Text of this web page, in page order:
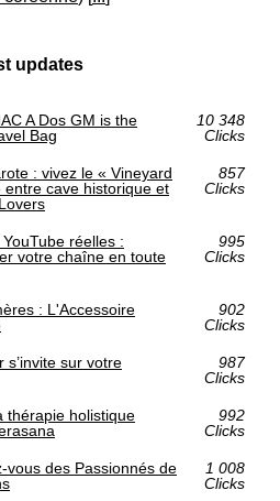
updates
A Dos GM is the
Bag
10 348
Clicks
: vivez le « Vineyard
cave historique et
857
Clicks
réelles :
votre chaîne en toute
995
Clicks
: L'Accessoire
902
Clicks
s’invite sur votre
987
Clicks
thérapie holistique
992
Clicks
vous des Passionnés de
1 008
Clicks